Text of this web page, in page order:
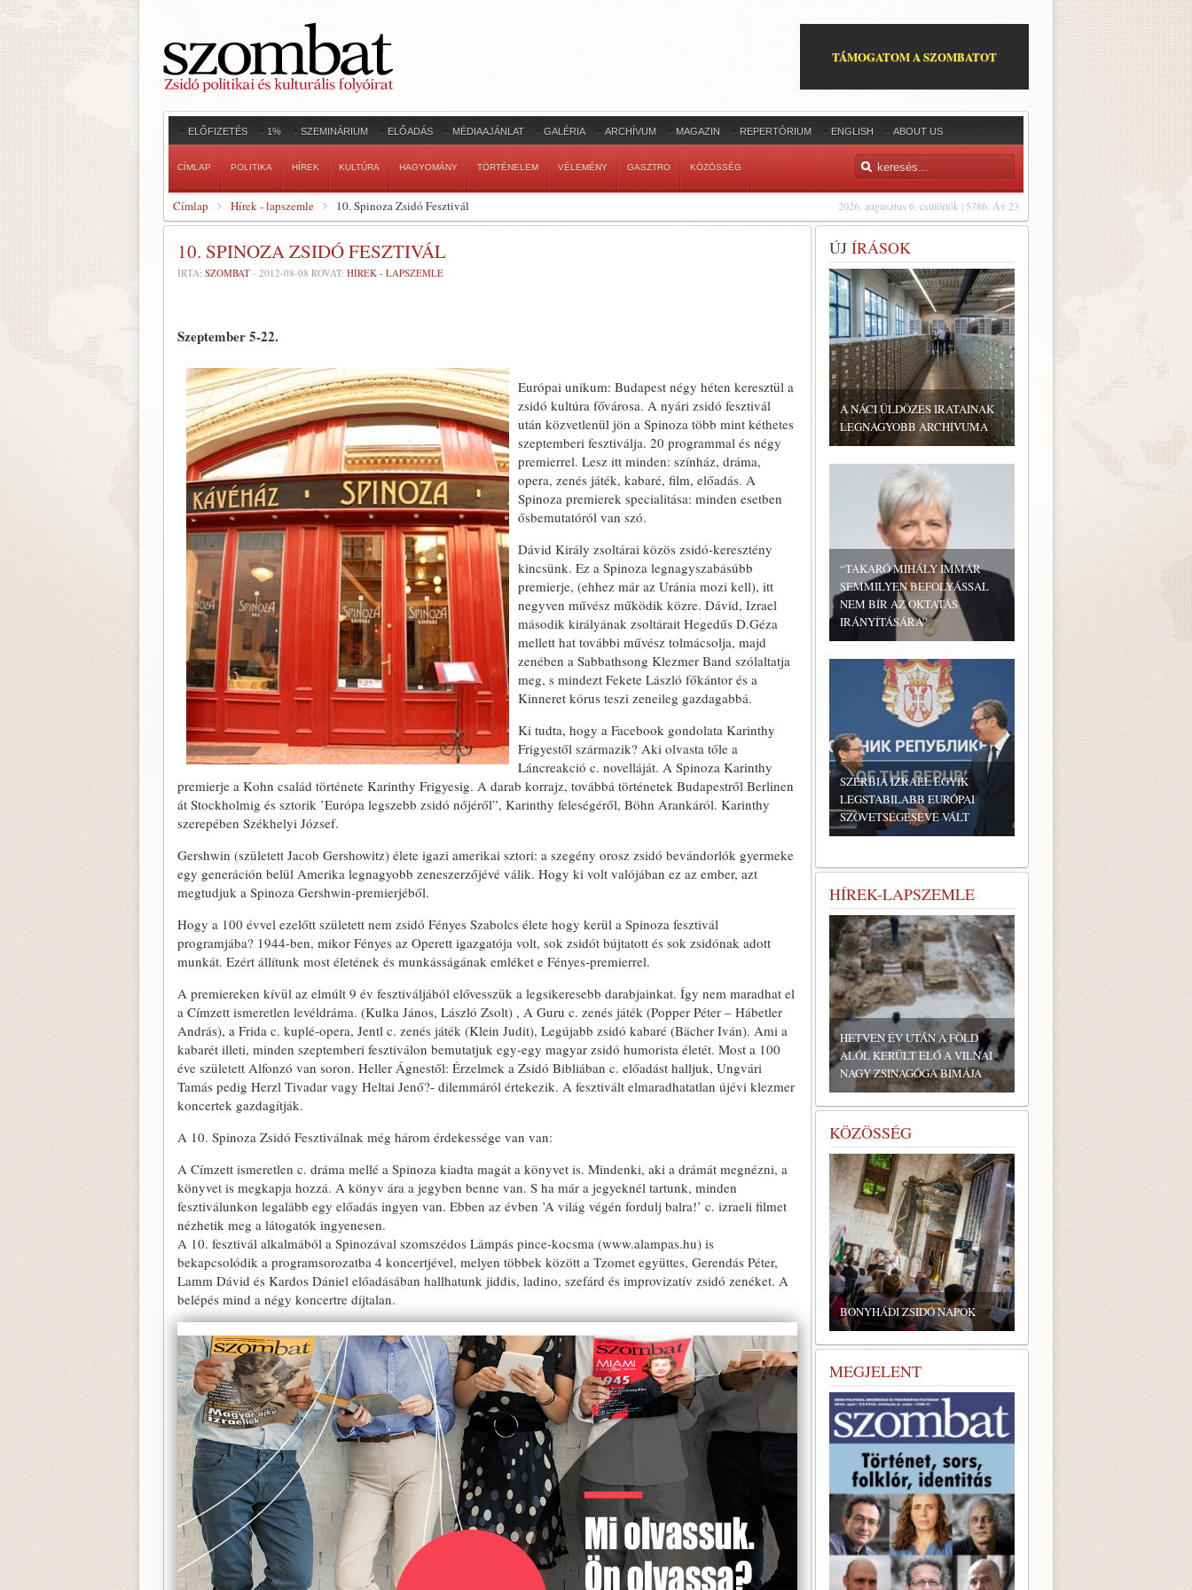
TÁMOGATOM A SZOMBATOT
ELŐFIZETÉS 1% SZEMINÁRIUM ELŐADÁS MÉDIAAJÁNLAT GALÉRIA ARCHÍVUM MAGAZIN REPERTÓRIUM ENGLISH ABOUT US
CÍMLAP POLITIKA HÍREK KULTÚRA HAGYOMÁNY TÖRTÉNELEM VÉLEMÉNY GASZTRO KÖZÖSSÉG
2026. augusztus 6, csütörtök | 5786. Áv 23
Címlap Hírek - lapszemle 10. Spinoza Zsidó Fesztivál
10. SPINOZA ZSIDÓ FESZTIVÁL
ÍRTA: SZOMBAT - 2012-08-08 ROVAT: HÍREK - LAPSZEMLE
Szeptember 5-22.
Európai unikum: Budapest négy héten keresztül a
zsidó kultúra fővárosa. A nyári zsidó fesztivál
után közvetlenül jön a Spinoza több mint kéthetes
szeptemberi fesztiválja. 20 programmal és négy
premierrel. Lesz itt minden: színház, dráma,
opera, zenés játék, kabaré, film, előadás. A
Spinoza premierek specialitása: minden esetben
ősbemutatóról van szó.
Dávid Király zsoltárai közös zsidó-keresztény
kincsünk. Ez a Spinoza legnagyszabásúbb
premierje, (ehhez már az Uránia mozi kell), itt
negyven művész működik közre. Dávid, Izrael
második királyának zsoltárait Hegedűs D.Géza
mellett hat további művész tolmácsolja, majd
zenében a Sabbathsong Klezmer Band szólaltatja
meg, s mindezt Fekete László főkántor és a
Kinneret kórus teszi zeneileg gazdagabbá.
Ki tudta, hogy a Facebook gondolata Karinthy
Frigyestől származik? Aki olvasta tőle a
Láncreakció c. novelláját. A Spinoza Karinthy
premierje a Kohn család története Karinthy Frigyesig. A darab korrajz, továbbá történetek Budapestről Berlinen
át Stockholmig és sztorik ’Európa legszebb zsidó nőjéről”, Karinthy feleségéről, Böhn Arankáról. Karinthy
szerepében Székhelyi József.
Gershwin (született Jacob Gershowitz) élete igazi amerikai sztori: a szegény orosz zsidó bevándorlók gyermeke
egy generáción belül Amerika legnagyobb zeneszerzőjévé válik. Hogy ki volt valójában ez az ember, azt
megtudjuk a Spinoza Gershwin-premierjéből.
Hogy a 100 évvel ezelőtt született nem zsidó Fényes Szabolcs élete hogy kerül a Spinoza fesztivál
programjába? 1944-ben, mikor Fényes az Operett igazgatója volt, sok zsidót bújtatott és sok zsidónak adott
munkát. Ezért állítunk most életének és munkásságának emléket e Fényes-premierrel.
A premiereken kívül az elmúlt 9 év fesztiváljából elővesszük a legsikeresebb darabjainkat. Így nem maradhat el
a Címzett ismeretlen levéldráma. (Kulka János, László Zsolt) , A Guru c. zenés játék (Popper Péter – Hábetler
András), a Frida c. kuplé-opera, Jentl c. zenés játék (Klein Judit), Legújabb zsidó kabaré (Bächer Iván). Ami a
kabarét illeti, minden szeptemberi fesztiválon bemutatjuk egy-egy magyar zsidó humorista életét. Most a 100
éve született Alfonzó van soron. Heller Ágnestől: Érzelmek a Zsidó Bibliában c. előadást halljuk, Ungvári
Tamás pedig Herzl Tivadar vagy Heltai Jenő?- dilemmáról értekezik. A fesztivált elmaradhatatlan újévi klezmer
koncertek gazdagítják.
A 10. Spinoza Zsidó Fesztiválnak még három érdekessége van van:
A Címzett ismeretlen c. dráma mellé a Spinoza kiadta magát a könyvet is. Mindenki, aki a drámát megnézni, a
könyvet is megkapja hozzá. A könyv ára a jegyben benne van. S ha már a jegyeknél tartunk, minden
fesztiválunkon legalább egy előadás ingyen van. Ebben az évben ’A világ végén fordulj balra!’ c. izraeli filmet
nézhetik meg a látogatók ingyenesen.
A 10. fesztivál alkalmából a Spinozával szomszédos Lámpás pince-kocsma (www.alampas.hu) is
bekapcsolódik a programsorozatba 4 koncertjével, melyen többek között a Tzomet együttes, Gerendás Péter,
Lamm Dávid és Kardos Dániel előadásában hallhatunk jiddis, ladino, szefárd és improvizatív zsidó zenéket. A
belépés mind a négy koncertre díjtalan.
ÚJ ÍRÁSOK
A NÁCI ÜLDÖZÉS IRATAINAK
LEGNAGYOBB ARCHÍVUMA
“TAKARÓ MIHÁLY IMMÁR
SEMMILYEN BEFOLYÁSSAL
NEM BÍR AZ OKTATÁS
IRÁNYÍTÁSÁRA”
SZERBIA IZRAEL EGYIK
LEGSTABILABB EURÓPAI
SZÖVETSÉGESÉVÉ VÁLT
HÍREK-LAPSZEMLE
HETVEN ÉV UTÁN A FÖLD
ALÓL KERÜLT ELŐ A VILNAI
NAGY ZSINAGÓGA BIMÁJA
KÖZÖSSÉG
BONYHÁDI ZSIDÓ NAPOK
MEGJELENT